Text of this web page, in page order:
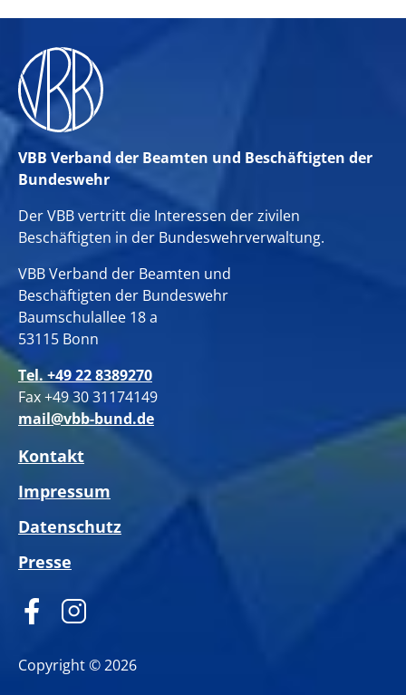
VBB Verband der Beamten und Beschäftigten der
Bundeswehr
Der VBB vertritt die Interessen der zivilen
Beschäftigten in der Bundeswehrverwaltung.
VBB Verband der Beamten und
Beschäftigten der Bundeswehr
Baumschulallee 18 a
53115 Bonn
Tel. +49 22 8389270
Fax +49 30 31174149
mail@vbb-bund.de
Kontakt
Impressum
Datenschutz
Presse
Copyright © 2026